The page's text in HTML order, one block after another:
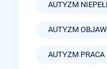
AUTYZM
AUTYZM
AUTYZM PRACA